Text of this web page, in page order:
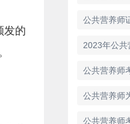
发的
2023年公共
公共营养师
公共营养师
公共营养师